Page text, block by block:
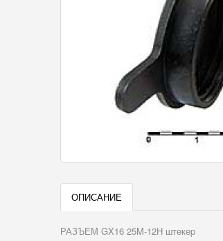
ОПИСАНИЕ
РАЗЪЕМ GX16 25M-12H штекеp